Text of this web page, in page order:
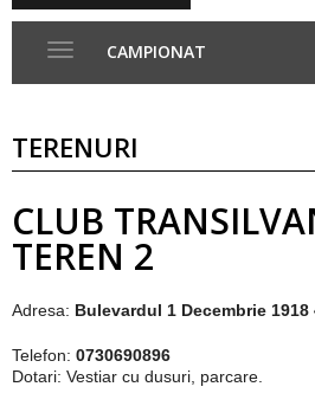
CAMPIONAT
TERENURI
CLUB
TEREN 2
Adresa: Bulevardul 1 Decembrie
Telefon: 0730690896
Dotari: Vestiar cu dusuri, parcare.